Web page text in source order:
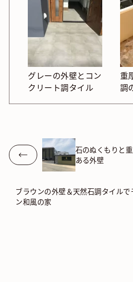
グレーの外壁とコン
クリート調タイル
重
調
石のぬくもりと
ある外壁
ブラウンの外壁＆天然石調タイルで
ン和風の家